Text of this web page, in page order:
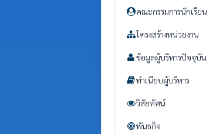
คณะกรรมการนักเรียน
โครงสร้างหน่วยงาน
ข้อมูลผู้บริหารปัจจุบัน
ทำเนียบผู้บริหาร
วิสัยทัศน์
พันธกิจ